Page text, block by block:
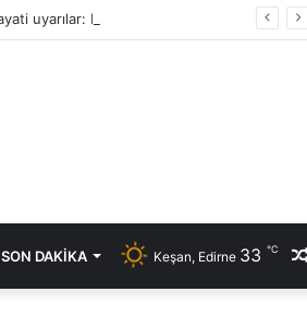
SON DAKIKA Keşan, Edirne 33 ℃